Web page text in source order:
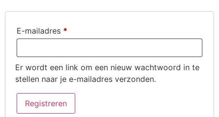
E-mailadres *
Er wordt een link om een nieuw wachtwoord in te
stellen naar je e-mailadres verzonden.
Registreren